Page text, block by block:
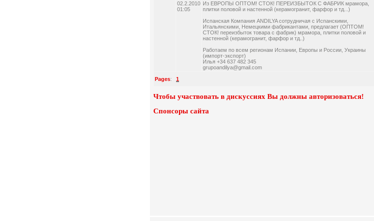
02.2.2010
01:05
Из ЕВРОПЫ ОПТОМ! СТОК! ПЕРЕИЗБЫТОК С ФАБРИК мрамора,
плитки половой и настенной (керамогранит, фарфор и тд...)
Испанская Компания ANDILYA сотрудничая с Испанскими,
Итальянскими, Немецкими фабрикантами, предлагает (ОПТОМ!
СТОК! переизбыток товара с фабрик) мрамора, плитки половой и
настенной (керамогранит, фарфор и тд..)
Работаем по всем регионам Испании, Европы и России, Украины
(импорт-экспорт)
Илья +34 637 482 345
grupoandilya@gmail.com
Pages: 1
Чтобы участвовать в дискуссиях Вы должны авторизоваться!
Спонсоры сайта